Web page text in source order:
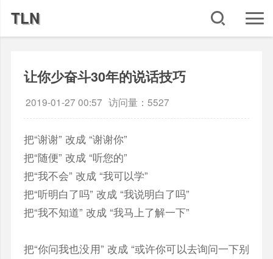
TLN
让你少奋斗30年的说话技巧
2019-01-27 00:57 访问量：5527
把“谢谢” 改成 “谢谢你”
把“随便” 改成 “听您的”
把“我不会” 改成 “我可以学”
把“听明白了吗” 改成 “我说明白了吗”
把“我不知道” 改成 “我马上了解一下”
把“你问我也没用” 改成 “或许你可以去询问一下别